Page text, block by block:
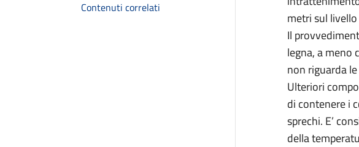
Contenuti correlati
metri sul
Il
legna, a meno
non riguarda
Ulteriori
di contenere i
sprechi. E’
della